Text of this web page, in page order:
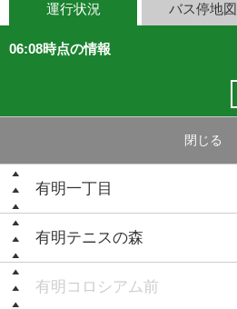
運行状況 バス停地図
06:08時点の情報
閉じる
有明一丁目
有明テニスの森
有明コロシアム前